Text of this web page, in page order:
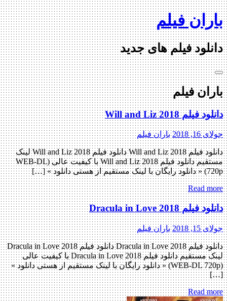
Skip
to
content
باران فیلم
دانلود فیلم های جدید
باران فیلم
دانلود فیلم Will and Liz 2018
جولای 16, 2018 باران فیلم
دانلود فیلم Will and Liz 2018 دانلود فیلم Will and Liz 2018 لینک
مستقیم دانلود فیلم Will and Liz 2018 با کیفیت عالی (WEB-DL
720p) « دانلود رایگان با لینک مستقیم از هستی دانلود » […]
Read more
دانلود فیلم Dracula in Love 2018
جولای 15, 2018 باران فیلم
دانلود فیلم Dracula in Love 2018 دانلود فیلم Dracula in Love 2018
لینک مستقیم دانلود فیلم Dracula in Love 2018 با کیفیت عالی
(WEB-DL 720p) « دانلود رایگان با لینک مستقیم از هستی دانلود »
[…]
Read more